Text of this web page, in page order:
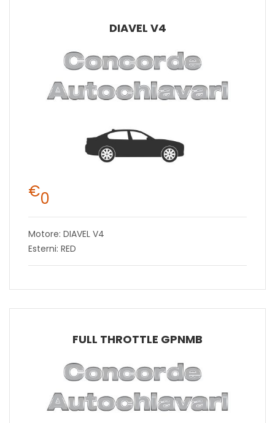
DIAVEL V4
€0
Motore: DIAVEL V4
Esterni: RED
FULL THROTTLE GPNMB